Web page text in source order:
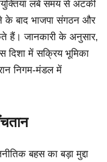
लंबे समय से अटकी
के बाद भाजपा संगठन और
हैं। जानकारी के अनुसार,
दिशा में सक्रिय भूमिका
निगम-मंडल में
बहस का बड़ा मुद्दा